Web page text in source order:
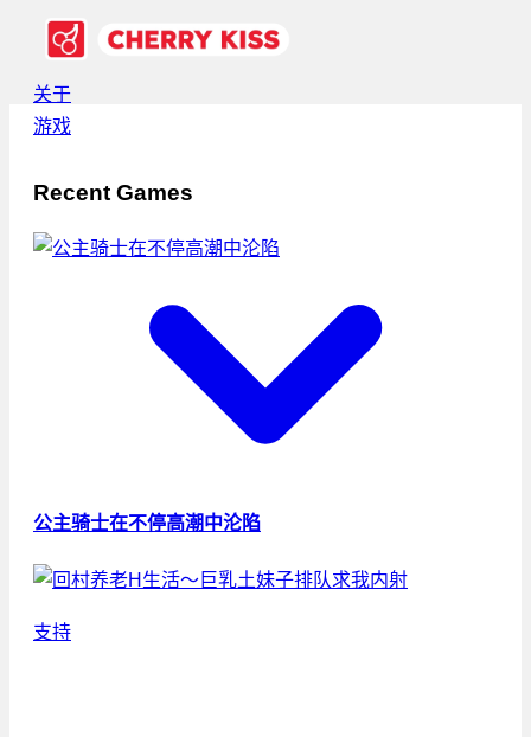
关于
游戏
支持
Recent Games
公主骑士在不停高潮中沦陷